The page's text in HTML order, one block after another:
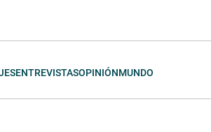
ENTREVISTASOPINIÓNMUNDO